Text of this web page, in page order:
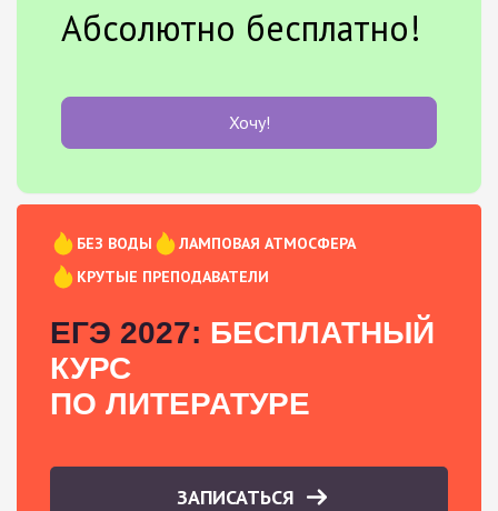
Абсолютно бесплатно!
Хочу!
БЕЗ ВОДЫ
ЛАМПОВАЯ АТМОСФЕРА
КРУТЫЕ ПРЕПОДАВАТЕЛИ
ЕГЭ 2027: БЕСПЛАТНЫЙ
КУРС
ПО ЛИТЕРАТУРЕ
ЗАПИСАТЬСЯ